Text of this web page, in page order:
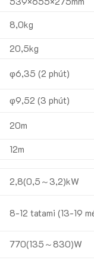
8,0kg
20,5kg
φ6,35 (2 phút)
φ9,52 (3 phút)
20m
12m
2,8(0,5～3,2)kW
8-12 tatami (13-19
770(135～830)W